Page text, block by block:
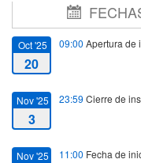
Oct '25
20
09:00 Apertura de
Nov '25
3
23:59 Cierre de
Nov '25 11:00 Fecha de